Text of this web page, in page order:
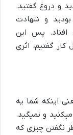
و دروغ گفتید.
و شهادت
افتاد. پس این
گفتیم، اثری
اینکه شما یه
و نمیگید.
نگفتن چیزی که